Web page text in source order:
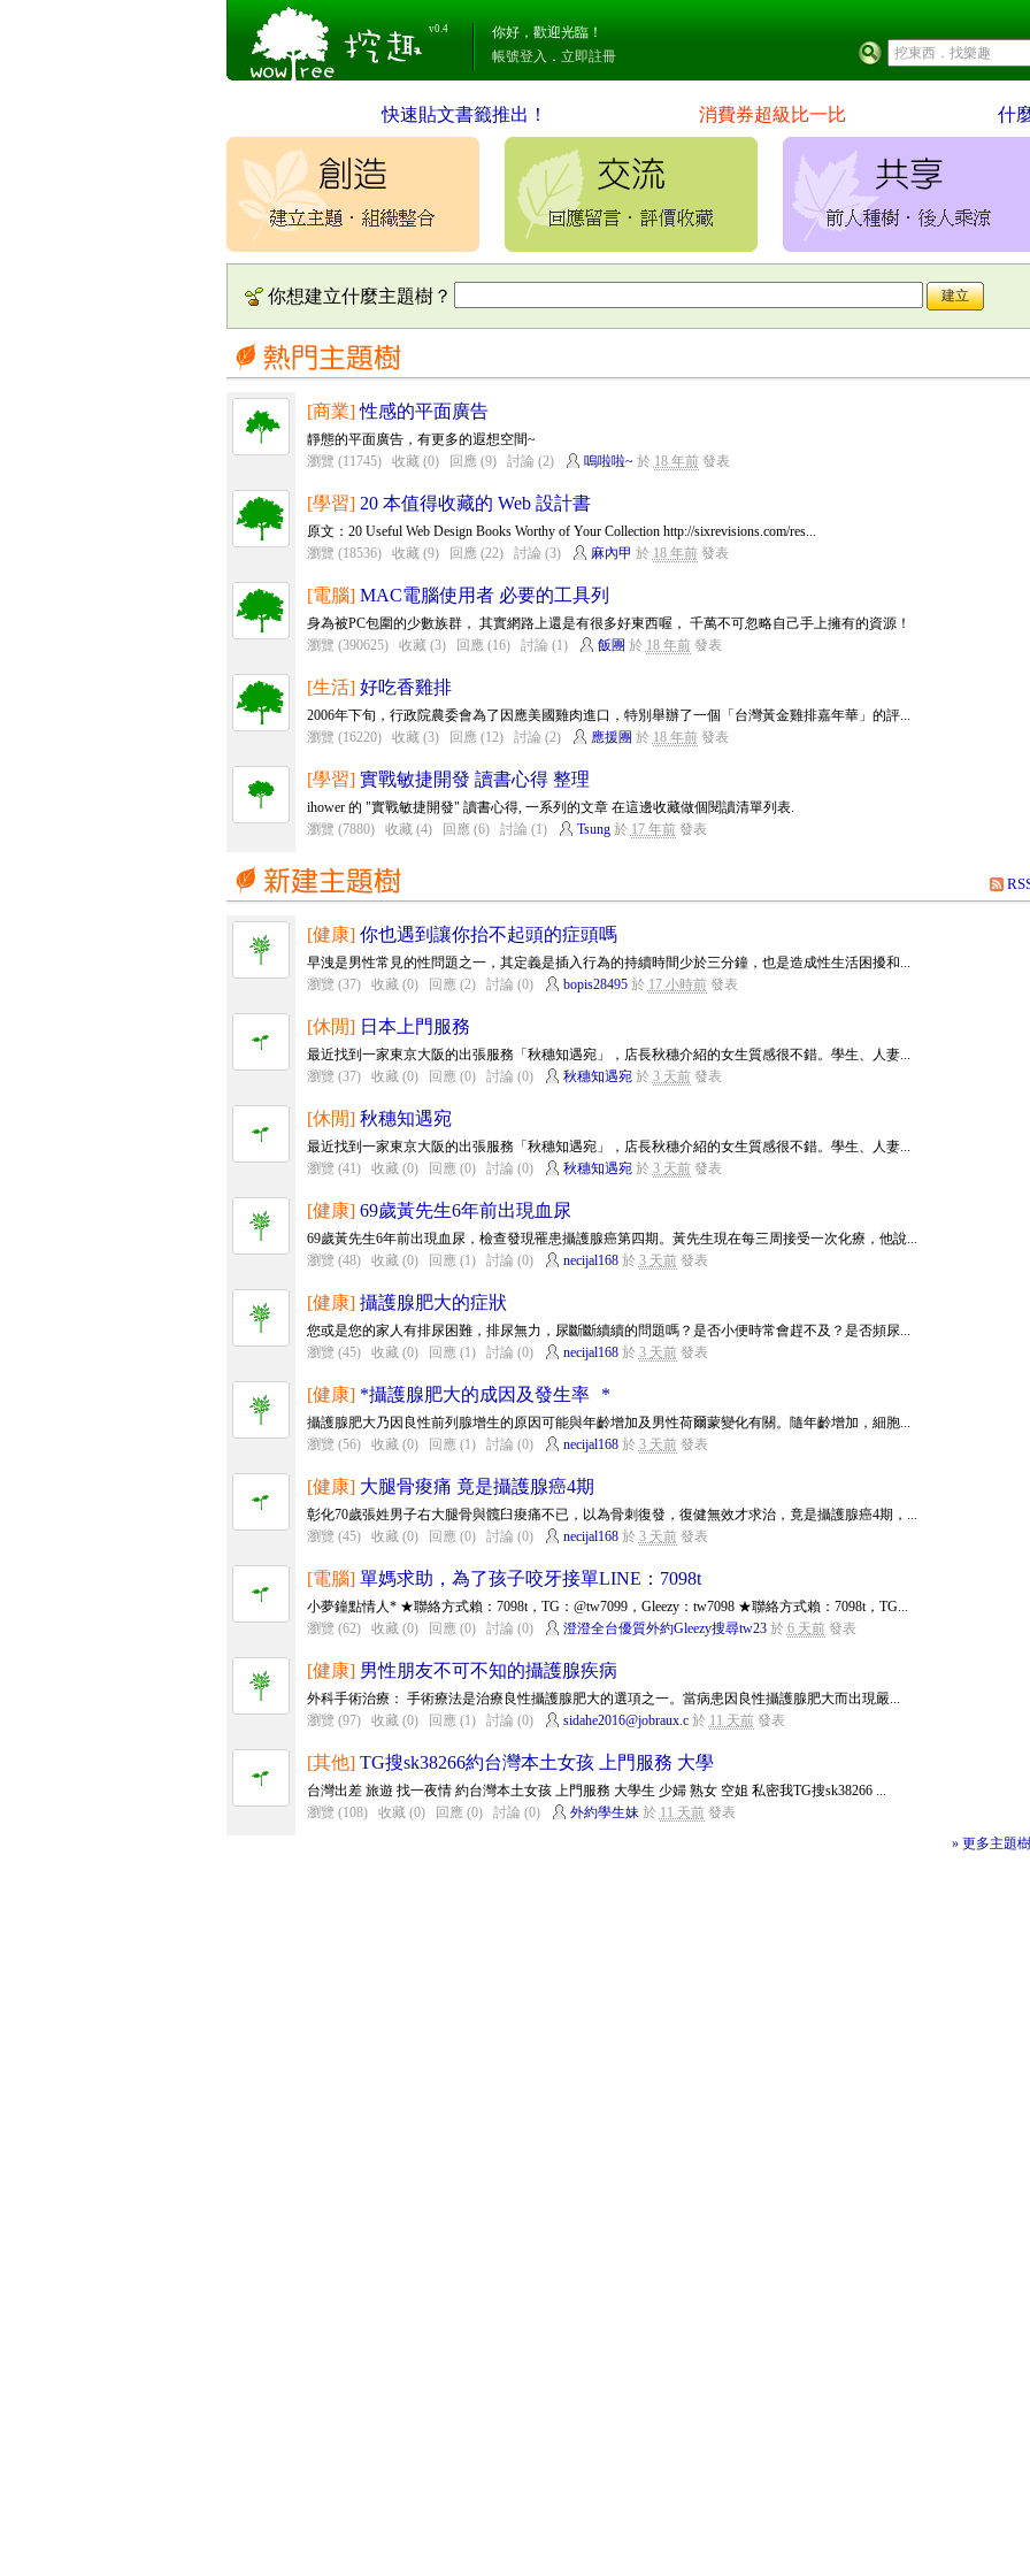
v0.4
你好，歡迎光臨！
帳號登入 ． 立即註冊
快速貼文書籤推出！ 消費券超級比一比 什
你想建立什麼主題樹？
[商業] 性感的平面廣告
靜態的平面廣告，有更多的遐想空間~
瀏覽 (11745)
收藏 (0) 回應 (9) 討論 (2) 嗚啦啦~ 於 18 年前發表
[學習] 20 本值得收藏的 Web 設計書
原文：20 Useful Web Design Books Worthy of Your Collection http://sixrevisions.com/res...
瀏覽 (18536)
收藏 (9) 回應 (22) 討論 (3) 麻內甲 於 18 年前發表
[電腦] MAC電腦使用者 必要的工具列
身為被PC包圍的少數族群， 其實網路上還是有很多好東西喔， 千萬不可忽略自己手上擁有的資源！
瀏覽 (390625)
收藏 (3) 回應 (16) 討論 (1) 飯團 於 18 年前發表
[生活] 好吃香雞排
2006年下旬，行政院農委會為了因應美國雞肉進口，特別舉辦了一個「台灣黃金雞排嘉年華」的評...
瀏覽 (16220)
收藏 (3) 回應 (12) 討論 (2) 應援團 於 18 年前發表
[學習] 實戰敏捷開發 讀書心得 整理
ihower 的 "實戰敏捷開發" 讀書心得, 一系列的文章 在這邊收藏做個閱讀清單列表.
瀏覽 (7880)
收藏 (4) 回應 (6) 討論 (1) Tsung於 17 年前發表
[健康] 你也遇到讓你抬不起頭的症頭嗎
早洩是男性常見的性問題之一，其定義是插入行為的持續時間少於三分鐘，也是造成性生活困擾和...
瀏覽 (37)
收藏 (0) 回應 (2) 討論 (0) bopis28495於 17 小時前發表
[休閒] 日本上門服務
最近找到一家東京大阪的出張服務「秋穗知遇宛」，店長秋穗介紹的女生質感很不錯。學生、人妻...
瀏覽 (37)
收藏 (0) 回應 (0) 討論 (0) 秋穗知遇宛於 3 天前發表
[休閒] 秋穗知遇宛
最近找到一家東京大阪的出張服務「秋穗知遇宛」，店長秋穗介紹的女生質感很不錯。學生、人妻...
瀏覽 (41)
收藏 (0) 回應 (0) 討論 (0) 秋穗知遇宛於 3 天前發表
[健康] 69歲黃先生6年前出現血尿
69歲黃先生6年前出現血尿，檢查發現罹患攝護腺癌第四期。黃先生現在每三周接受一次化療，他說...
瀏覽 (48)
收藏 (0) 回應 (1) 討論 (0) necijal168於 3 天前發表
[健康] 攝護腺肥大的症狀
您或是您的家人有排尿困難，排尿無力，尿斷斷續續的問題嗎？是否小便時常會趕不及？是否頻尿...
瀏覽 (45)
收藏 (0) 回應 (1) 討論 (0) necijal168於 3 天前發表
[健康] *攝護腺肥大的成因及發生率 *
攝護腺肥大乃因良性前列腺增生的原因可能與年齡增加及男性荷爾蒙變化有關。隨年齡增加，細胞...
瀏覽 (56)
收藏 (0) 回應 (1) 討論 (0) necijal168於 3 天前發表
[健康] 大腿骨痠痛 竟是攝護腺癌4期
彰化70歲張姓男子右大腿骨與髖臼痠痛不已，以為骨刺復發，復健無效才求治，竟是攝護腺癌4期，...
瀏覽 (45)
收藏 (0) 回應 (0) 討論 (0) necijal168於 3 天前發表
[電腦] 單媽求助，為了孩子咬牙接單LINE：7098t
小夢鐘點情人* ★聯絡方式賴：7098t，TG：@tw7099，Gleezy：tw7098 ★聯絡方式賴：7098t，TG...
瀏覽 (62)
收藏 (0) 回應 (0) 討論 (0) 澄澄全台優質外約Gleezy搜尋tw23於 6 天前發表
[健康] 男性朋友不可不知的攝護腺疾病
外科手術治療： 手術療法是治療良性攝護腺肥大的選項之一。當病患因良性攝護腺肥大而出現嚴...
瀏覽 (97)
收藏 (0) 回應 (1) 討論 (0) sidahe2016@jobraux.c於 11 天前發表
[其他] TG搜sk38266約台灣本土女孩 上門服務 大學
台灣出差 旅遊 找一夜情 約台灣本土女孩 上門服務 大學生 少婦 熟女 空姐 私密我TG搜sk38266 ...
瀏覽 (108)
收藏 (0) 回應 (0) 討論 (0) 外約學生妹於 11 天前發表
» 更多主題樹